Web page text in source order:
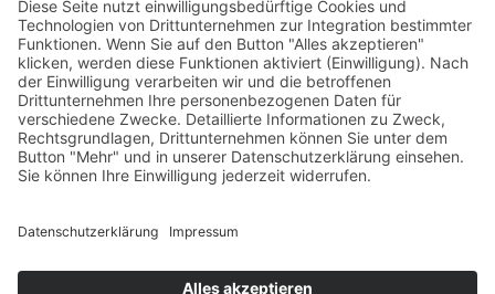
Im Parcours bestimmten am Nachmittag U21-
Europameister Philipp Schulze Topphoff (Havixbeck),
Harm Lahde (Blender) und der Deutsche Meister Felix
Haßmann (Lienen). Die drei Profis belegten die Plätze
eins bis drei in der Youngster-Tour, Preis der Sinnack
Backspezialitäten. Die allererste internationale
Britin Georgia Tame mit der irischen Stute Caretina